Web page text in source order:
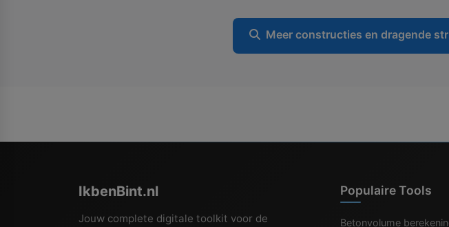
Meer constructies en dragende
IkbenBint.nl
Jouw complete digitale toolkit voor de
Populaire Tools
Betonvolume